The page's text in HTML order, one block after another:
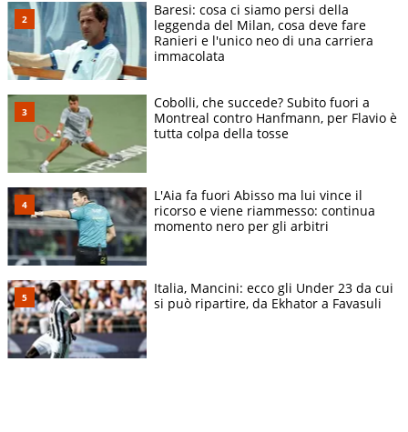
Baresi: cosa ci siamo persi della
leggenda del Milan, cosa deve fare
Ranieri e l'unico neo di una carriera
immacolata
Cobolli, che succede? Subito fuori a
Montreal contro Hanfmann, per Flavio è
tutta colpa della tosse
L'Aia fa fuori Abisso ma lui vince il
ricorso e viene riammesso: continua
momento nero per gli arbitri
Italia, Mancini: ecco gli Under 23 da cui
si può ripartire, da Ekhator a Favasuli